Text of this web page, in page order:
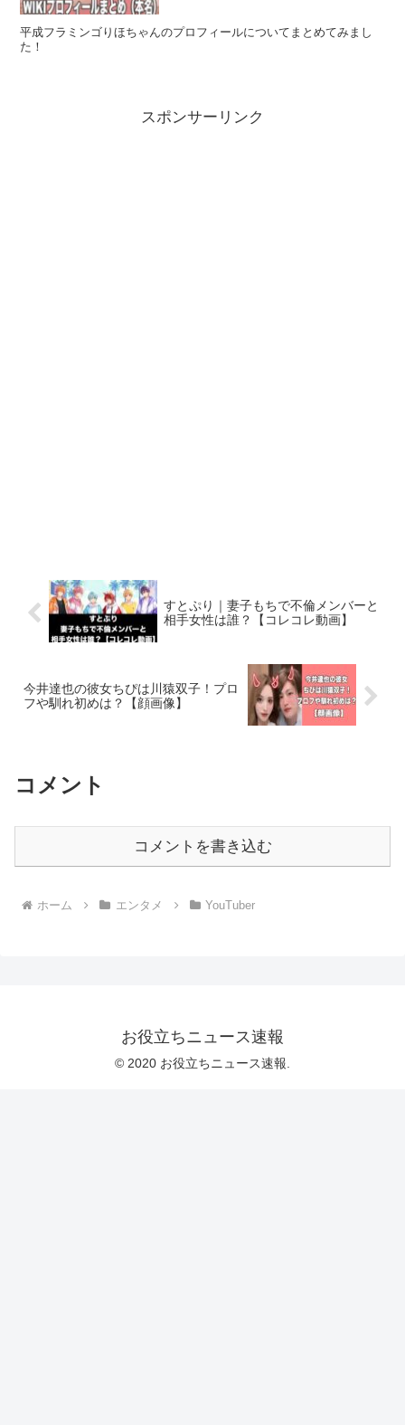
平成フラミンゴりほちゃんのプロフィールについてまとめてみまし
た！
スポンサーリンク
すとぷり｜妻子もちで不倫メンバーと
相手女性は誰？【コレコレ動画】
今井達也の彼女ちぴは川猿双子！プロ
フや馴れ初めは？【顔画像】
コメント
コメントを書き込む
ホーム エンタメ YouTuber
お役立ちニュース速報
© 2020 お役立ちニュース速報.